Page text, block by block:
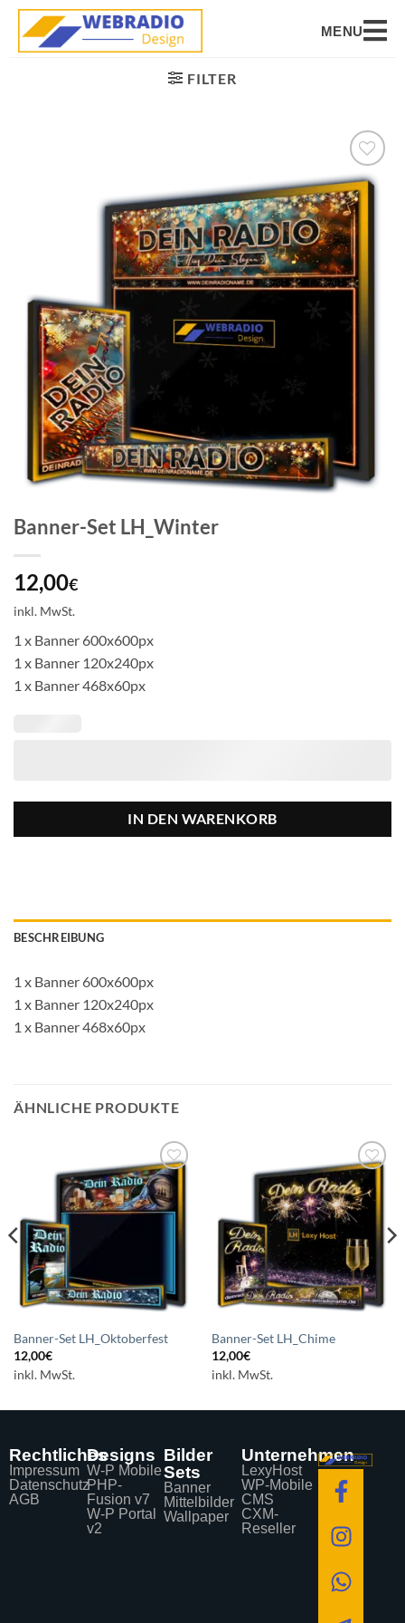
MENU
FILTER
Auf die
Wunschliste
setzen
Banner-Set LH_Winter
12,00€
inkl. MwSt.
1 x Banner 600x600px
1 x Banner 120x240px
1 x Banner 468x60px
IN DEN WARENKORB
BESCHREIBUNG
1 x Banner 600x600px
1 x Banner 120x240px
1 x Banner 468x60px
ÄHNLICHE PRODUKTE
Auf die
Wunschliste
setzen
Banner-Set LH_Oktoberfest
12,00€
inkl. MwSt.
Auf die
Wunschliste
setzen
Banner-Set LH_Chime
12,00€
inkl. MwSt.
Rechtliches
Impressum
Datenschutz
AGB
Designs
W-P Mobile
PHP-
Fusion v7
W-P Portal
v2
Bilder
Sets
Banner
Mittelbilder
Wallpaper
Unternehmen
LexyHost
WP-Mobile
CMS
CXM-
Reseller